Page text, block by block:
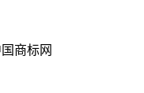
商标网